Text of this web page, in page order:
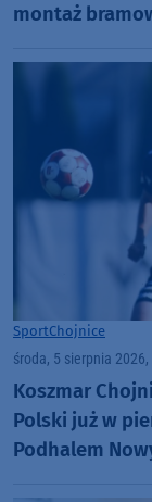
montaż
SportChojnice
środa, 5 sierpnia 2026,
Koszmar
Polski już w
Podhalem